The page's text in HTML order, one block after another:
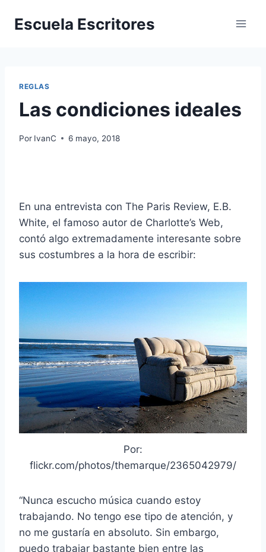
Escuela Escritores
REGLAS
Las condiciones ideales
Por IvanC 6 mayo, 2018
En una entrevista con The Paris Review, E.B.
White, el famoso autor de Charlotte’s Web,
contó algo extremadamente interesante sobre
sus costumbres a la hora de escribir:
Por:
flickr.com/photos/themarque/2365042979/
“Nunca escucho música cuando estoy
trabajando. No tengo ese tipo de atención, y
no me gustaría en absoluto. Sin embargo,
puedo trabajar bastante bien entre las